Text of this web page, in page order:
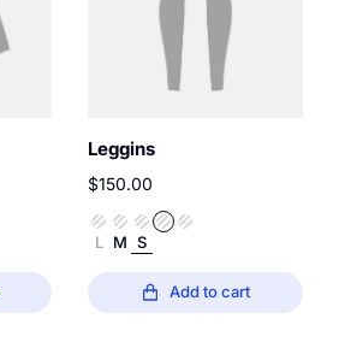
Leggins
$150.00
L M S
Add to cart